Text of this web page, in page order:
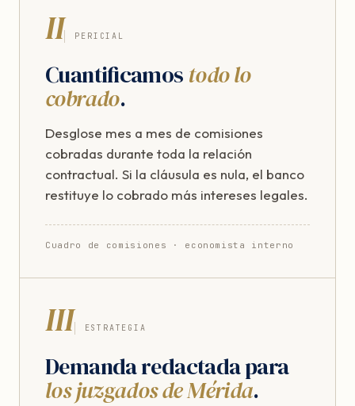
II PERICIAL
Cuantificamos todo lo
cobrado.
Desglose mes a mes de comisiones
cobradas durante toda la relación
contractual. Si la cláusula es nula, el banco
restituye lo cobrado más intereses legales.
Cuadro de comisiones · economista interno
III ESTRATEGIA
Demanda redactada para
los juzgados de Mérida.